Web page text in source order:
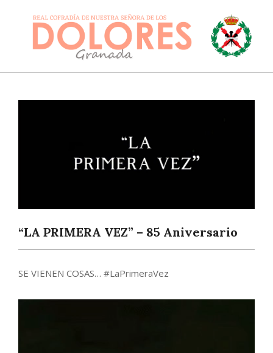
DOLORESGRANADA
“LA PRIMERA VEZ” – 85 Aniversario
SE VIENEN COSAS… #LaPrimeraVez